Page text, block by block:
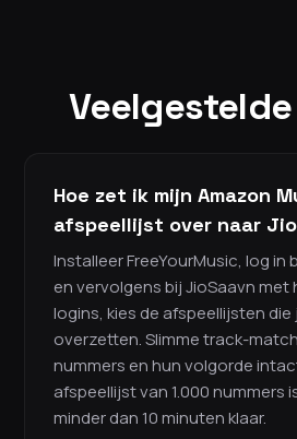
Hoe zet ik mijn Amazon
afspeellijst over naar
Installeer FreeYourMusic, log in
en vervolgens bij JioSaavn met
logins, kies de afspeellijsten die
overzetten. Slimme track-
nummers en hun volgorde
afspeellijst van 1.000 nummers
minder dan 10 minuten klaar.